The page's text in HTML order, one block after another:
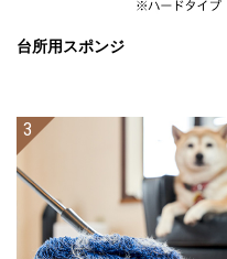
台所用スポンジ